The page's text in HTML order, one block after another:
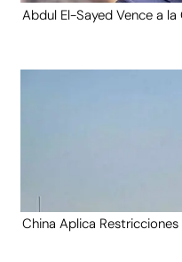
Abdul El-Sayed Vence a
China Aplica Restricciones